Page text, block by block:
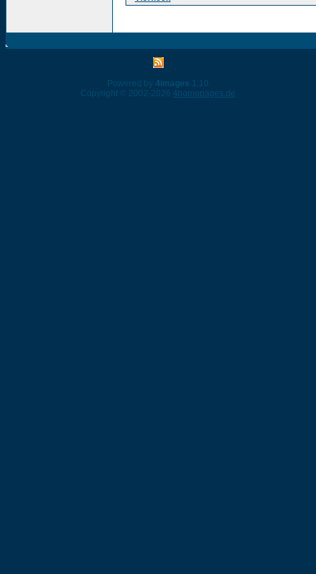
Powered by 4images 1.10
Copyright © 2002-2026 4homepages.de